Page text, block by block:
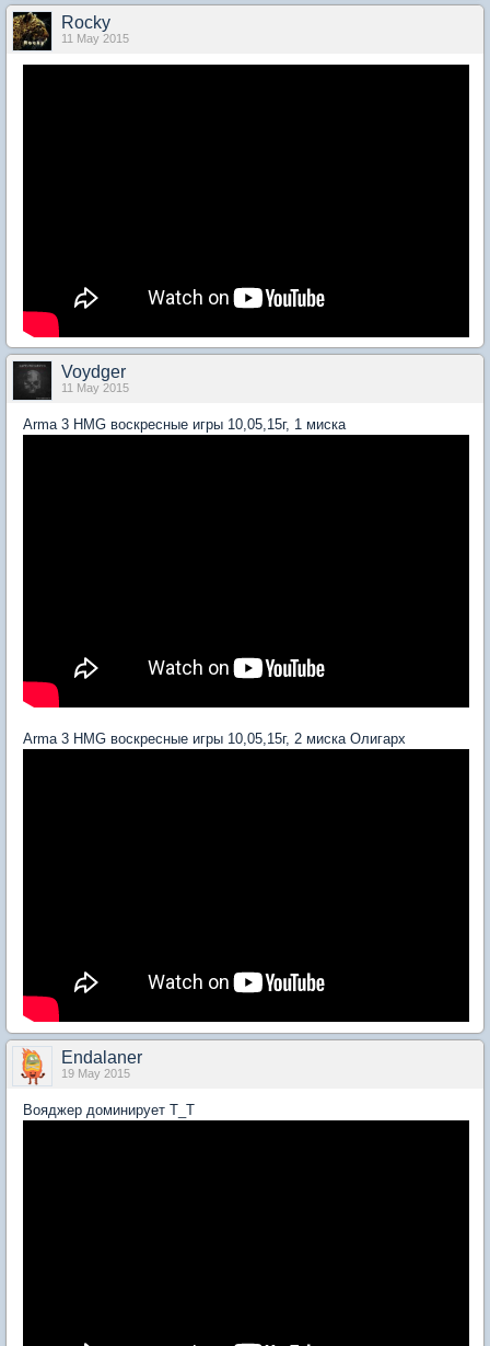
Rocky
11 May 2015
Voydger
11 May 2015
Arma 3 HMG воскресные игры 10,05,15г, 1 миска
Arma 3 HMG воскресные игры 10,05,15г, 2 миска Олигарх
Endalaner
19 May 2015
Вояджер доминирует Т_Т